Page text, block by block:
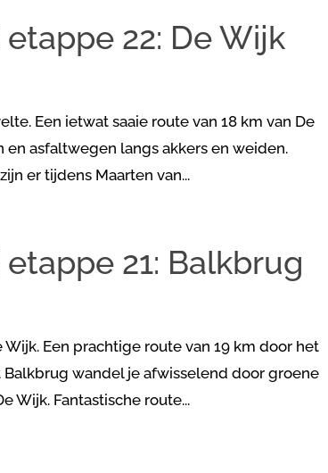
22: De Wijk
Een ietwat saaie route van 18 km van De
asfaltwegen langs akkers en weiden.
er tijdens Maarten van...
21: Balkbrug
Een prachtige route van 19 km door het
wandel je afwisselend door groene
Wijk. Fantastische route...